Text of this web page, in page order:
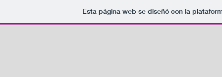
Esta página web se diseñó con la